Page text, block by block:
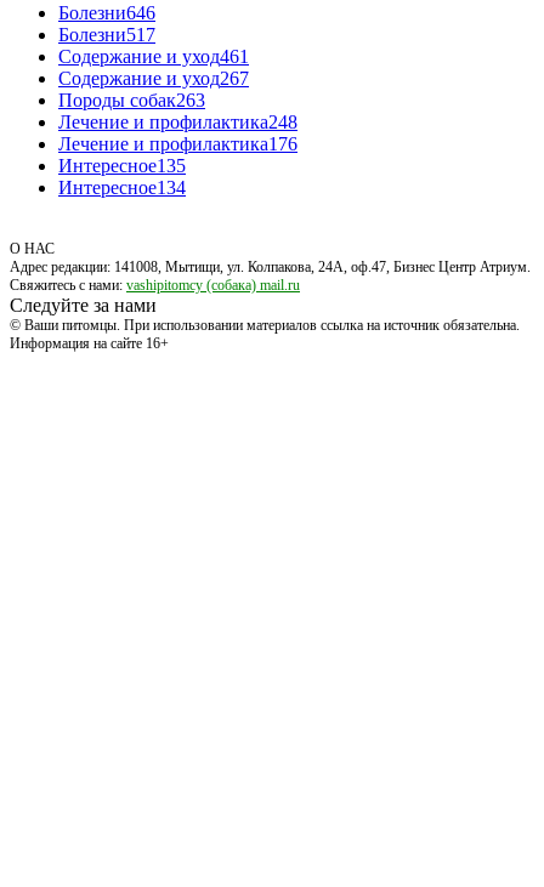
Болезни646
Болезни517
Содержание и уход461
Содержание и уход267
Породы собак263
Лечение и профилактика248
Лечение и профилактика176
Интересное135
Интересное134
О НАС
Адрес редакции: 141008, Мытищи, ул. Колпакова, 24А, оф.47, Бизнес Центр Атриум.
Свяжитесь с нами: vashipitomcy (собака) mail.ru
Следуйте за нами
© Ваши питомцы. При использовании материалов ссылка на источник обязательна.
Информация на сайте 16+